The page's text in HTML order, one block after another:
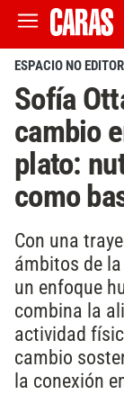
ESPACIO NO
Sofía
cambio
plato:
como
Con una
ámbitos de
un enfoque
combina la
actividad
cambio
la conexión